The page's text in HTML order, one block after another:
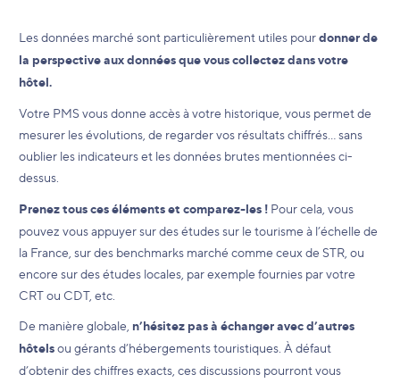
Les données marché sont particulièrement utiles pourdonner de
la perspective aux données que vous collectez dans votre
hôtel.
Votre PMS vous donne accès à votre historique, vous permet de
mesurer les évolutions, de regarder vos résultats chiffrés… sans
oublier les indicateurs et les données brutes mentionnées ci-
dessus.
Prenez tous ces éléments et comparez-les ! Pour cela, vous
pouvez vous appuyer sur des études sur le tourisme à l’échelle de
la France, sur des benchmarks marché comme ceux de STR, ou
encore sur des études locales, par exemple fournies par votre
CRT ou CDT, etc.
De manière globale, n’hésitez pas à échanger avec d’autres
hôtelsou gérants d’hébergements touristiques. À défaut
d’obtenir des chiffres exacts, ces discussions pourront vous